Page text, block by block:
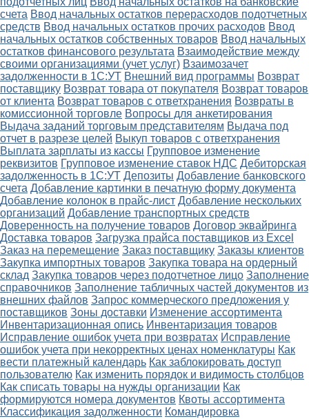
счета Ввод начальных остатков перерасходов подотчетных
средств Ввод начальных остатков прочих расходов Ввод
начальных остатков собственных товаров Ввод начальных
остатков финансового результата Взаимодействие между
своими организациями (учет услуг) Взаимозачет
задолженности в 1С:УТ Внешний вид программы Возврат
поставщику Возврат товара от покупателя Возврат товаров
от клиента Возврат товаров с ответхранения Возвраты в
комиссионной торговле Вопросы для анкетирования
Выдача заданий торговым представителям Выдача под
отчет в разрезе целей Выкуп товаров с ответхранения
Выплата зарплаты из кассы Групповое изменение
реквизитов Групповое изменение ставок НДС Дебиторская
задолженность в 1С:УТ Депозиты Добавление банковского
счета Добавление картинки в печатную форму документа
Добавление колонок в прайс-лист Добавление нескольких
организаций Добавление транспортных средств
Доверенность на получение товаров Договор эквайринга
Доставка товаров Загрузка прайса поставщиков из Excel
Заказ на перемещение Заказ поставщику Заказы клиентов
Закупка импортных товаров Закупка товара на ордерный
склад Закупка товаров через подотчетное лицо Заполнение
справочников Заполнение табличных частей документов из
внешних файлов Запрос коммерческого предложения у
поставщиков Зоны доставки Изменение ассортимента
Инвентаризационная опись Инвентаризация товаров
Исправление ошибок учета при возвратах Исправление
ошибок учета при некорректных ценах номенклатуры Как
вести платежный календарь Как заблокировать доступ
пользователю Как изменить порядок и видимость столбцов
Как списать товары на нужды организации Как
формируются номера документов Квоты ассортимента
Классификация задолженности Командировка